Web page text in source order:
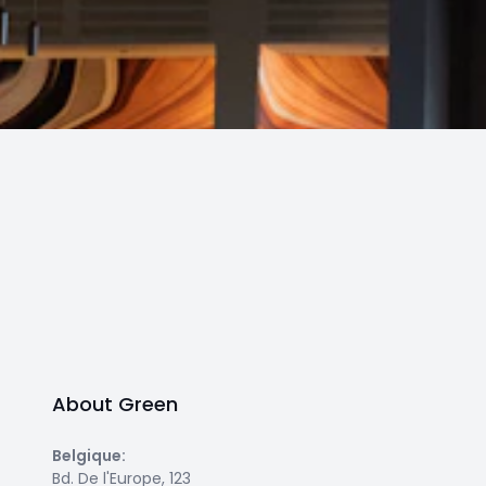
About Green
Belgique:
Bd. De l'Europe, 123